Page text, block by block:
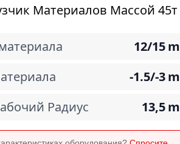
Материалов Массой 45т
12/15m
-1.5/-3m
Радиус
13,5m